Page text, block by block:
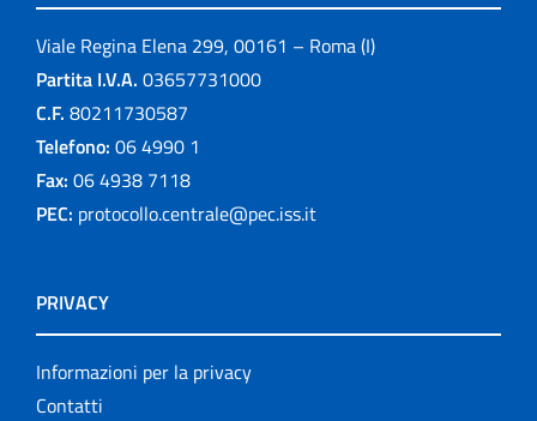
Viale Regina Elena 299, 00161 – Roma (I)
Partita I.V.A. 03657731000
C.F. 80211730587
Telefono: 06 4990 1
Fax: 06 4938 7118
PEC: protocollo.centrale@pec.iss.it
PRIVACY
Informazioni per la privacy
Contatti